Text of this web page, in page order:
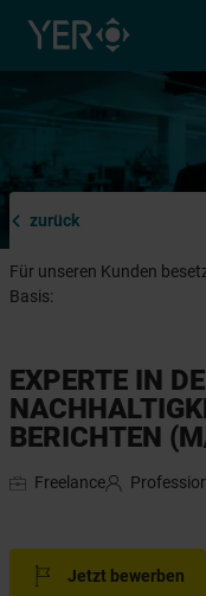
Typ auswählen
zurück
Für unseren Kunden
Basis:
EXPERTE IN
BERICHTEN
Freelance
Jetzt bewerben